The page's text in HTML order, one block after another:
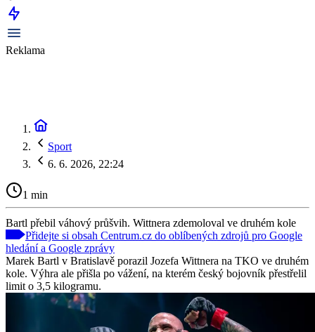
Reklama
Sport
6. 6. 2026, 22:24
1 min
Bartl přebil váhový průšvih. Wittnera zdemoloval ve druhém kole
Přidejte si obsah Centrum.cz do oblíbených zdrojů pro Google
hledání a Google zprávy
Marek Bartl v Bratislavě porazil Jozefa Wittnera na TKO ve druhém
kole. Výhra ale přišla po vážení, na kterém český bojovník přestřelil
limit o 3,5 kilogramu.